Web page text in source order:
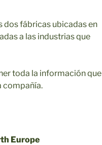
dos fábricas ubicadas en
a las industrias que
toda la información que
compañía.
Europe